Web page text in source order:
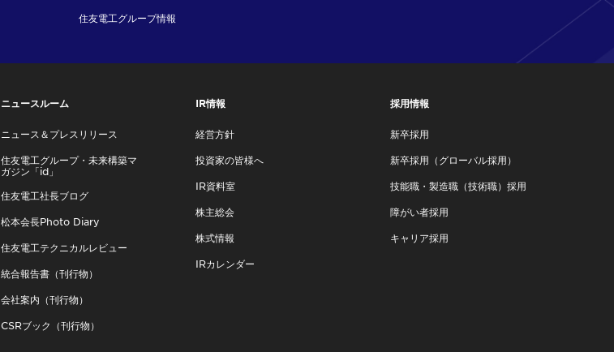
住友電工グループ情報
ニュースルーム
ニュース＆プレスリリース
住友電工グループ・未来構築マ
ガジン「id」
住友電工社長ブログ
松本会長Photo Diary
住友電工テクニカルレビュー
統合報告書（刊行物）
会社案内（刊行物）
CSRブック（刊行物）
IR情報
経営方針
投資家の皆様へ
IR資料室
株主総会
株式情報
IRカレンダー
採用情報
新卒採用
新卒採用（グローバル採用）
技能職・製造職（技術職）採用
障がい者採用
キャリア採用